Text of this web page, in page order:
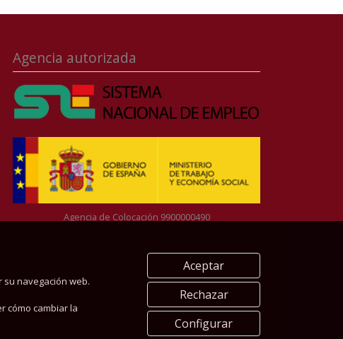
Agencia autorizada
Agencia de Colocación 9900000490
navegación web.
cómo cambiar la
Aceptar
Rechazar
Configurar